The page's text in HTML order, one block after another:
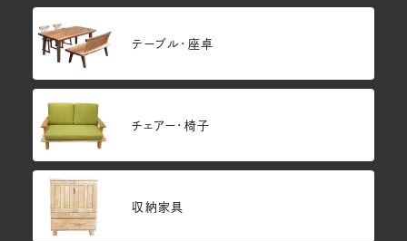
テーブル・座卓
チェアー・椅子
収納家具